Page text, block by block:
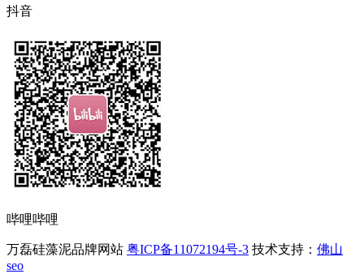
抖音
哔哩哔哩
万磊硅藻泥品牌网站 粤ICP备11072194号-3 技术支持： 佛山
seo